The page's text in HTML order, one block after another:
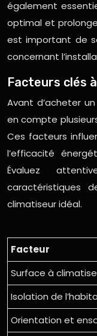
également
optimal et
est important de
concernant
Facteurs clés
Avant d’acheter
en compte
Ces facteurs
l’efficacité
Évaluez
caractéristiques
climatiseur idéal.
Facteur
Surface à
Isolation de
Orientation et